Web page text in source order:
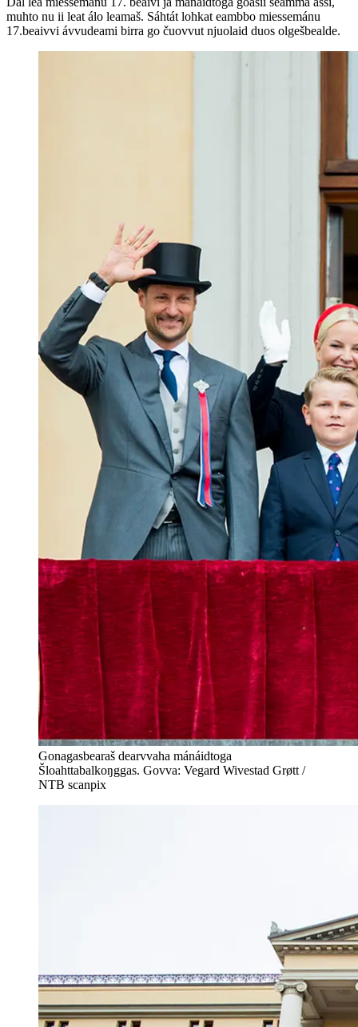
muhto nu ii leat álo leamaš. Sáhtát lohkat eambbo miessemánu
17.beaivvi ávvudeami birra go čuovvut njuolaid duos olgešbealde.
Gonagasbearaš dearvvaha mánáidtoga
Šloahttabalkoŋggas. Govva: Vegard Wivestad Grøtt /
NTB scanpix